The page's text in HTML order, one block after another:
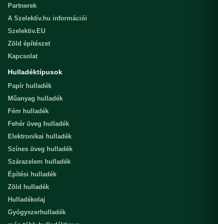
Partnerek
A Szelektív.hu információi
Szelektiv.EU
Zöld építészet
Kapcsolat
Hulladéktípusok
Papír hulladék
Műanyag hulladék
Fém hulladék
Fehér üveg hulladék
Elektronikai hulladék
Színes üveg hulladék
Szárazelem hulladék
Építési hulladék
Zöld hulladék
Hulladékolaj
Gyógyszerhulladék